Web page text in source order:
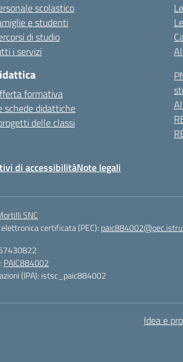
scolastico
e studenti
di studio
i servizi
formativa
schede didattiche
delle classi
di accessibilitàNote legali
SNC
certificata (PEC):
PAIC884002
(IPA): istsc_paic884002
Idea e